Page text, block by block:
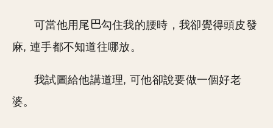
可當他用尾
勾住我的腰時，我卻覺得頭皮發
麻, 連手都不知道往哪放。
我試圖給他講道理, 可他卻說要做一個好老
婆。